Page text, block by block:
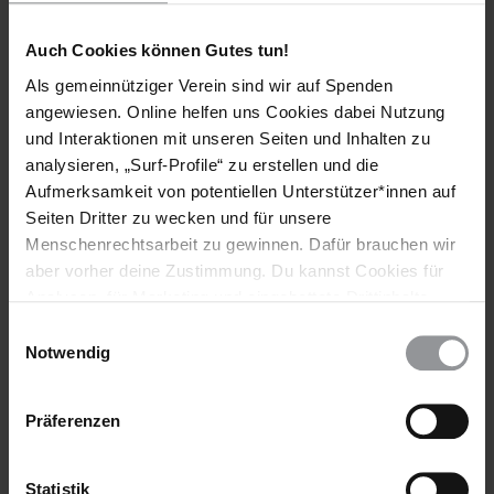
Auch Cookies können Gutes tun!
Als gemeinnütziger Verein sind wir auf Spenden
angewiesen. Online helfen uns Cookies dabei Nutzung
und Interaktionen mit unseren Seiten und Inhalten zu
analysieren, „Surf-Profile“ zu erstellen und die
Aufmerksamkeit von potentiellen Unterstützer*innen auf
Seiten Dritter zu wecken und für unsere
Menschenrechtsarbeit zu gewinnen. Dafür brauchen wir
aber vorher deine Zustimmung. Du kannst Cookies für
wieder ändern. Diesen Banner kannst Du über den Link
Notwendig
Präferenzen
Statistik
von Menschen in sie setzen.
Weitere Informationen
Länder
Nord- Und Südamerika